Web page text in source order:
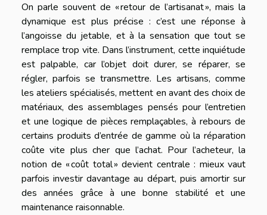
On parle souvent de « retour de l’artisanat », mais la
dynamique est plus précise : c’est une réponse à
l’angoisse du jetable, et à la sensation que tout se
remplace trop vite. Dans l’instrument, cette inquiétude
est palpable, car l’objet doit durer, se réparer, se
régler, parfois se transmettre. Les artisans, comme
les ateliers spécialisés, mettent en avant des choix de
matériaux, des assemblages pensés pour l’entretien
et une logique de pièces remplaçables, à rebours de
certains produits d’entrée de gamme où la réparation
coûte vite plus cher que l’achat. Pour l’acheteur, la
notion de « coût total » devient centrale : mieux vaut
parfois investir davantage au départ, puis amortir sur
des années grâce à une bonne stabilité et une
maintenance raisonnable.